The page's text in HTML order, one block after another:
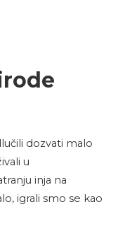
dozvati malo
u
inja na
igrali smo se kao